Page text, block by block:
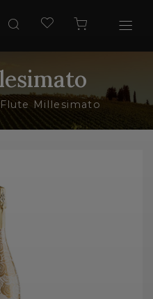
Flute Millesimato